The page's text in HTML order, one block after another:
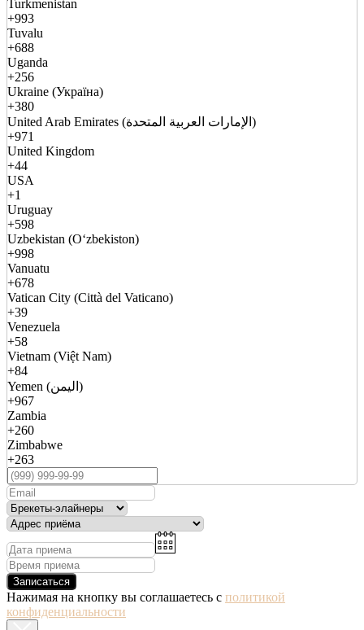
Turkmenistan
+993
Tuvalu
+688
Uganda
+256
Ukraine (Україна)
+380
United Arab Emirates (الإمارات العربية المتحدة)
+971
United Kingdom
+44
USA
+1
Uruguay
+598
Uzbekistan (Oʻzbekiston)
+998
Vanuatu
+678
Vatican City (Città del Vaticano)
+39
Venezuela
+58
Vietnam (Việt Nam)
+84
Yemen (اليمن)
+967
Zambia
+260
Zimbabwe
+263
Записаться
Нажимая на кнопку вы соглашаетесь с политикой
конфиденциальности